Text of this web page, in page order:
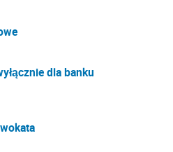
dla banku